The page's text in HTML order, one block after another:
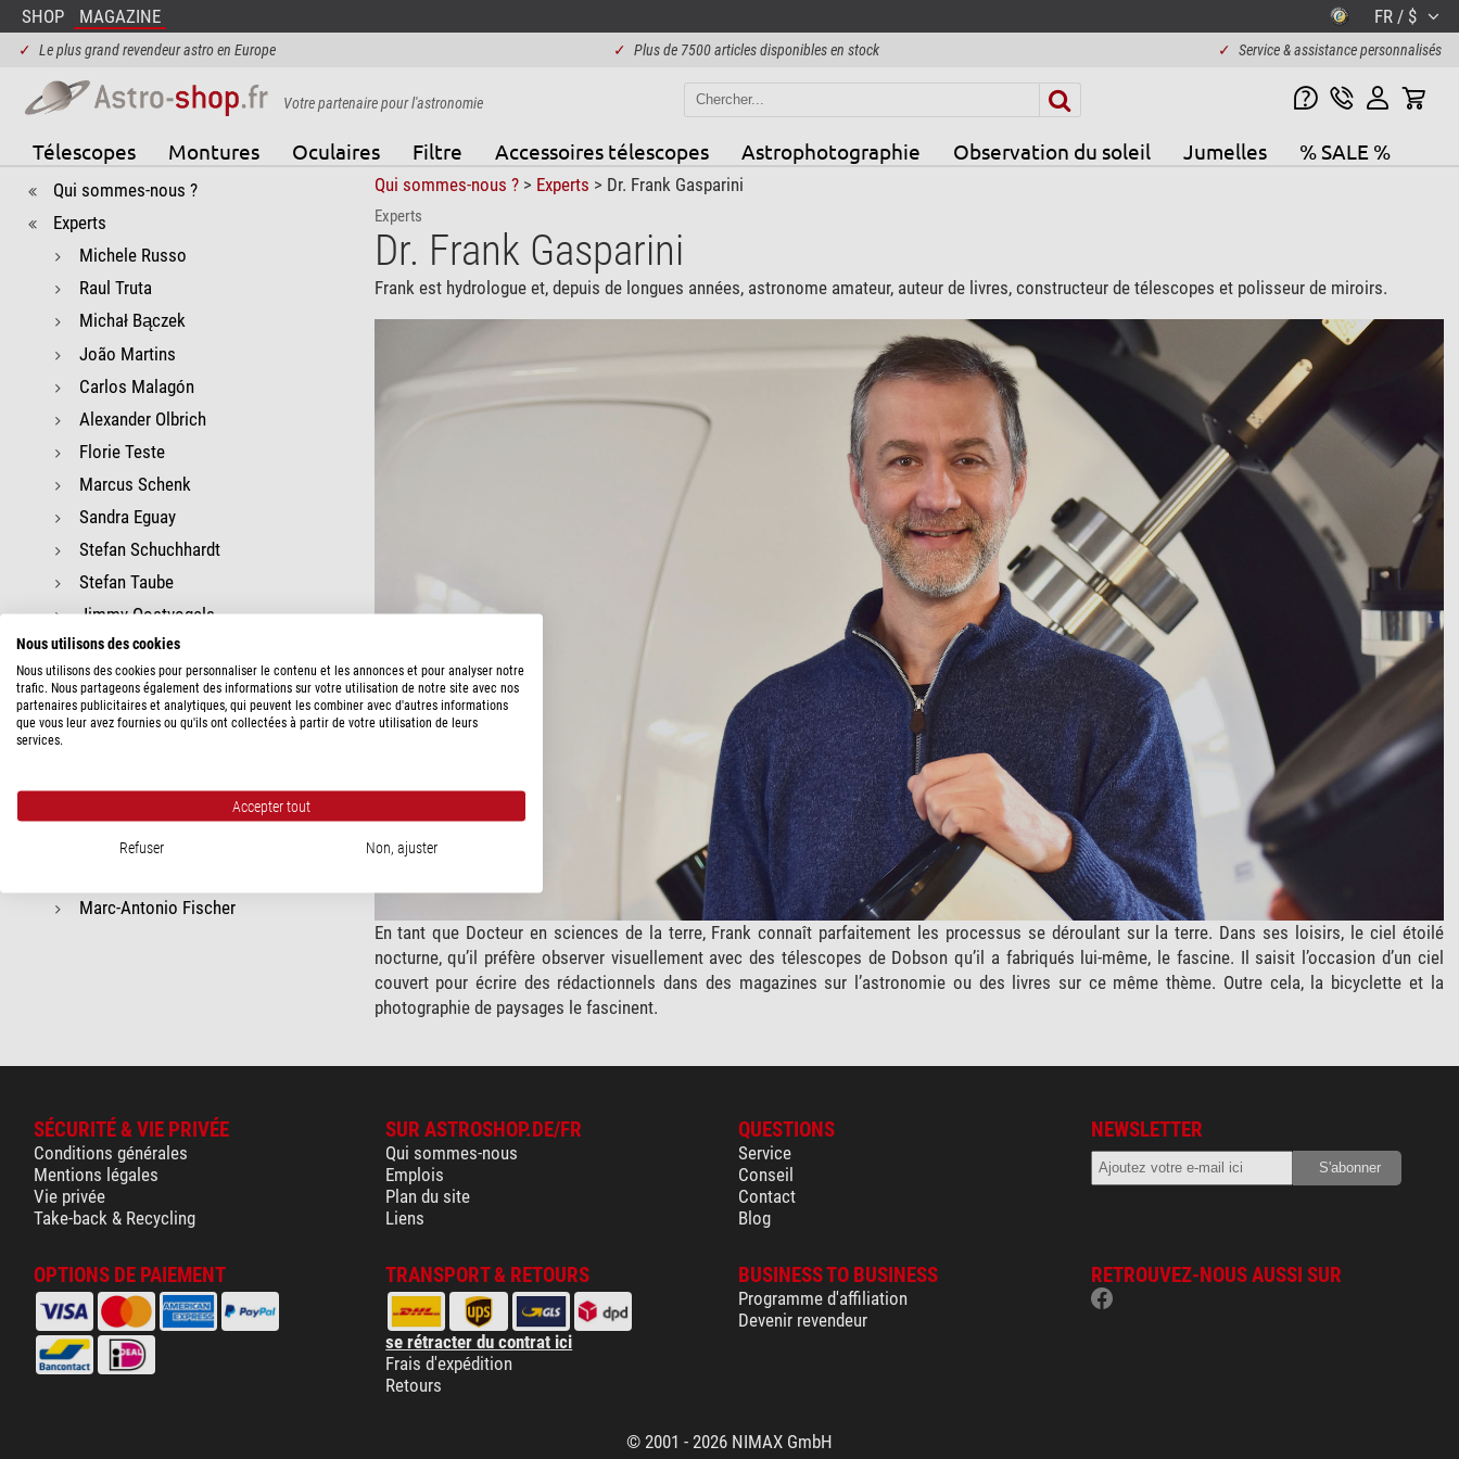
SHOP MAGAZINE FR / $
✓ Le plus grand revendeur astro en Europe ✓ Plus de 7500 articles disponibles en stock ✓ Service & assistance personnalisés
Votre partenaire pour l'astronomie
Télescopes Montures Oculaires Filtre Accessoires télescopes Astrophotographie Observation du soleil Jumelles % SALE %
Qui sommes-nous ?
Experts
Michele Russo
Raul Truta
Michał Bączek
João Martins
Carlos Malagón
Alexander Olbrich
Florie Teste
Marcus Schenk
Sandra Eguay
Stefan Schuchhardt
Stefan Taube
Jimmy Oostvogels
Hugo Ruland
Dr. Frank Gasparini
Dr. Matthias Hahn
Emanuele La Barbera
Marc-Antonio Fischer
Qui sommes-nous ?> Experts > Dr. Frank Gasparini
Experts
Dr. Frank Gasparini
Frank est hydrologue et, depuis de longues années, astronome amateur, auteur de livres, constructeur de télescopes et polisseur de miroirs.
En tant que Docteur en sciences de la terre, Frank connaît parfaitement les processus se déroulant sur la terre. Dans ses loisirs, le ciel étoilé
nocturne, qu’il préfère observer visuellement avec des télescopes de Dobson qu’il a fabriqués lui-même, le fascine. Il saisit l’occasion d’un ciel
couvert pour écrire des rédactionnels dans des magazines sur l’astronomie ou des livres sur ce même thème. Outre cela, la bicyclette et la
photographie de paysages le fascinent.
SÉCURITÉ & VIE PRIVÉE
Conditions générales
Mentions légales
Vie privée
Take-back & Recycling
SUR ASTROSHOP.DE/FR
Qui sommes-nous
Emplois
Plan du site
Liens
QUESTIONS
Service
Conseil
Contact
Blog
NEWSLETTER
OPTIONS DE PAIEMENT TRANSPORT & RETOURS
se rétracter du contrat ici
Frais d'expédition
Retours
BUSINESS TO BUSINESS
Programme d'affiliation
Devenir revendeur
RETROUVEZ-NOUS AUSSI SUR
© 2001 - 2026 NIMAX GmbH
Nous utilisons des cookies
Nous utilisons des cookies pour personnaliser le contenu et les annonces et pour analyser notre
trafic. Nous partageons également des informations sur votre utilisation de notre site avec nos
partenaires publicitaires et analytiques, qui peuvent les combiner avec d'autres informations
que vous leur avez fournies ou qu'ils ont collectées à partir de votre utilisation de leurs
services.
Accepter tout
Refuser Non, ajuster